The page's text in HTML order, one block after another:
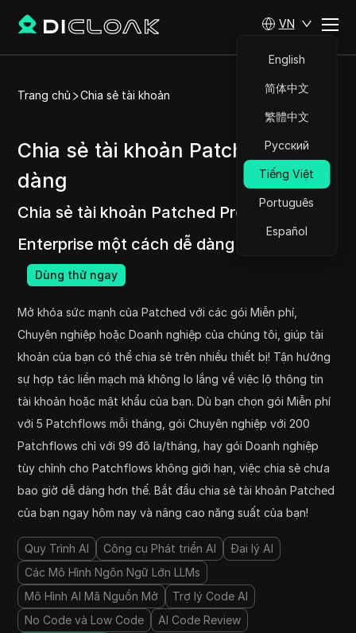
VN
English
简体中文
繁體中文
Русский
Tiếng Việt
Português
Español
Trang chủ Chia sẻ tài khoản
Chia sẻ tài khoản Patched dễ
dàng
Chia sẻ tài khoản Patched Pro và Patched
Enterprise một cách dễ dàng
Dùng thử ngay
Mở khóa sức mạnh của Patched với các gói Miễn phí,
Chuyên nghiệp hoặc Doanh nghiệp của chúng tôi, giúp tài
khoản của bạn có thể chia sẻ trên nhiều thiết bị! Tận hưởng
sự hợp tác liền mạch mà không lo lắng về việc lộ thông tin
tài khoản hoặc mật khẩu của bạn. Dù bạn chọn gói Miễn phí
với 5 Patchflows mỗi tháng, gói Chuyên nghiệp với 200
Patchflows chỉ với 99 đô la/tháng, hay gói Doanh nghiệp
tùy chỉnh cho Patchflows không giới hạn, việc chia sẻ chưa
bao giờ dễ dàng hơn thế. Bắt đầu chia sẻ tài khoản Patched
của bạn ngay hôm nay và nâng cao năng suất của bạn!
Quy Trình AI Công cụ Phát triển AI
Đại lý AI
Các Mô Hình Ngôn Ngữ Lớn LLMs
Mô Hình AI Mã Nguồn Mở
Trợ lý Code AI
No Code và Low Code
AI Code Review